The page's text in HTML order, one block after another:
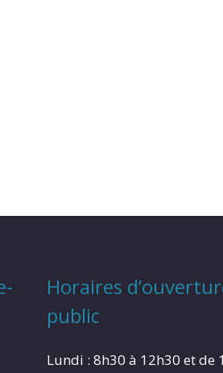
Horaires
public
Lundi : 8h30 à 12h30 et de